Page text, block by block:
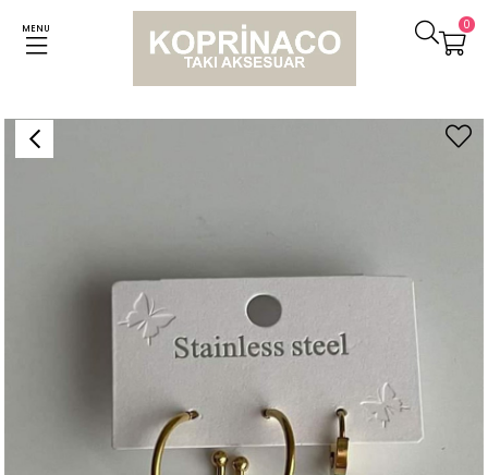
MENU 0
Küpeler Çelik Mavi Firuze Taşlı Üçlü Küpe Seti (4 Cm)